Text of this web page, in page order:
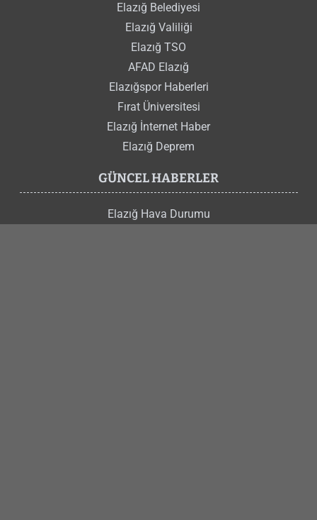
Elazığ Belediyesi
Elazığ Valiliği
Elazığ TSO
AFAD Elazığ
Elazığspor Haberleri
Fırat Üniversitesi
Elazığ İnternet Haber
Elazığ Deprem
GÜNCEL HABERLER
Elazığ Hava Durumu